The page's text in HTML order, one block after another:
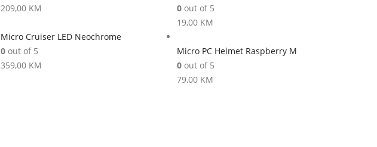
209,00 KM
Micro Cruiser LED Neochrome
0 out of 5
359,00 KM
0 out of 5
19,00 KM
Micro PC Helmet Raspberry M
0 out of 5
79,00 KM